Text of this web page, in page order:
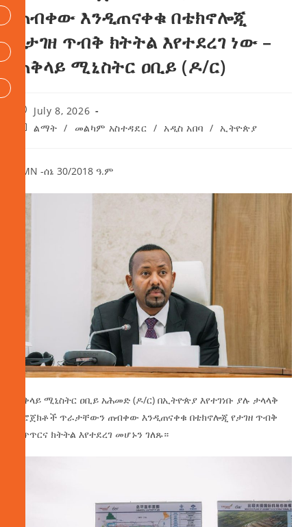
ጠብቀው እንዲጠናቀቁ በቴክኖሎጂ
የታገዘ ጥብቅ ክትትል እየተደረገ ነው –
ጠቅላይ ሚኒስትር ዐቢይ (ዶ/ር)
July 8, 2026
ልማት / መልካም አስተዳደር / አዲስ አበባ / ኢትዮጵያ
AMN -ሰኔ 30/2018 ዓ.ም
ጠቅላይ ሚኒስትር ዐቢይ አሕመድ (ዶ/ር) በኢትዮጵያ እየተገነቡ ያሉ ታላላቅ
ፕሮጀክቶች ጥራታቸውን ጠብቀው እንዲጠናቀቁ በቴክኖሎጂ የታገዘ ጥብቅ
ቁጥጥርና ክትትል እየተደረገ መሆኑን ገለጹ።